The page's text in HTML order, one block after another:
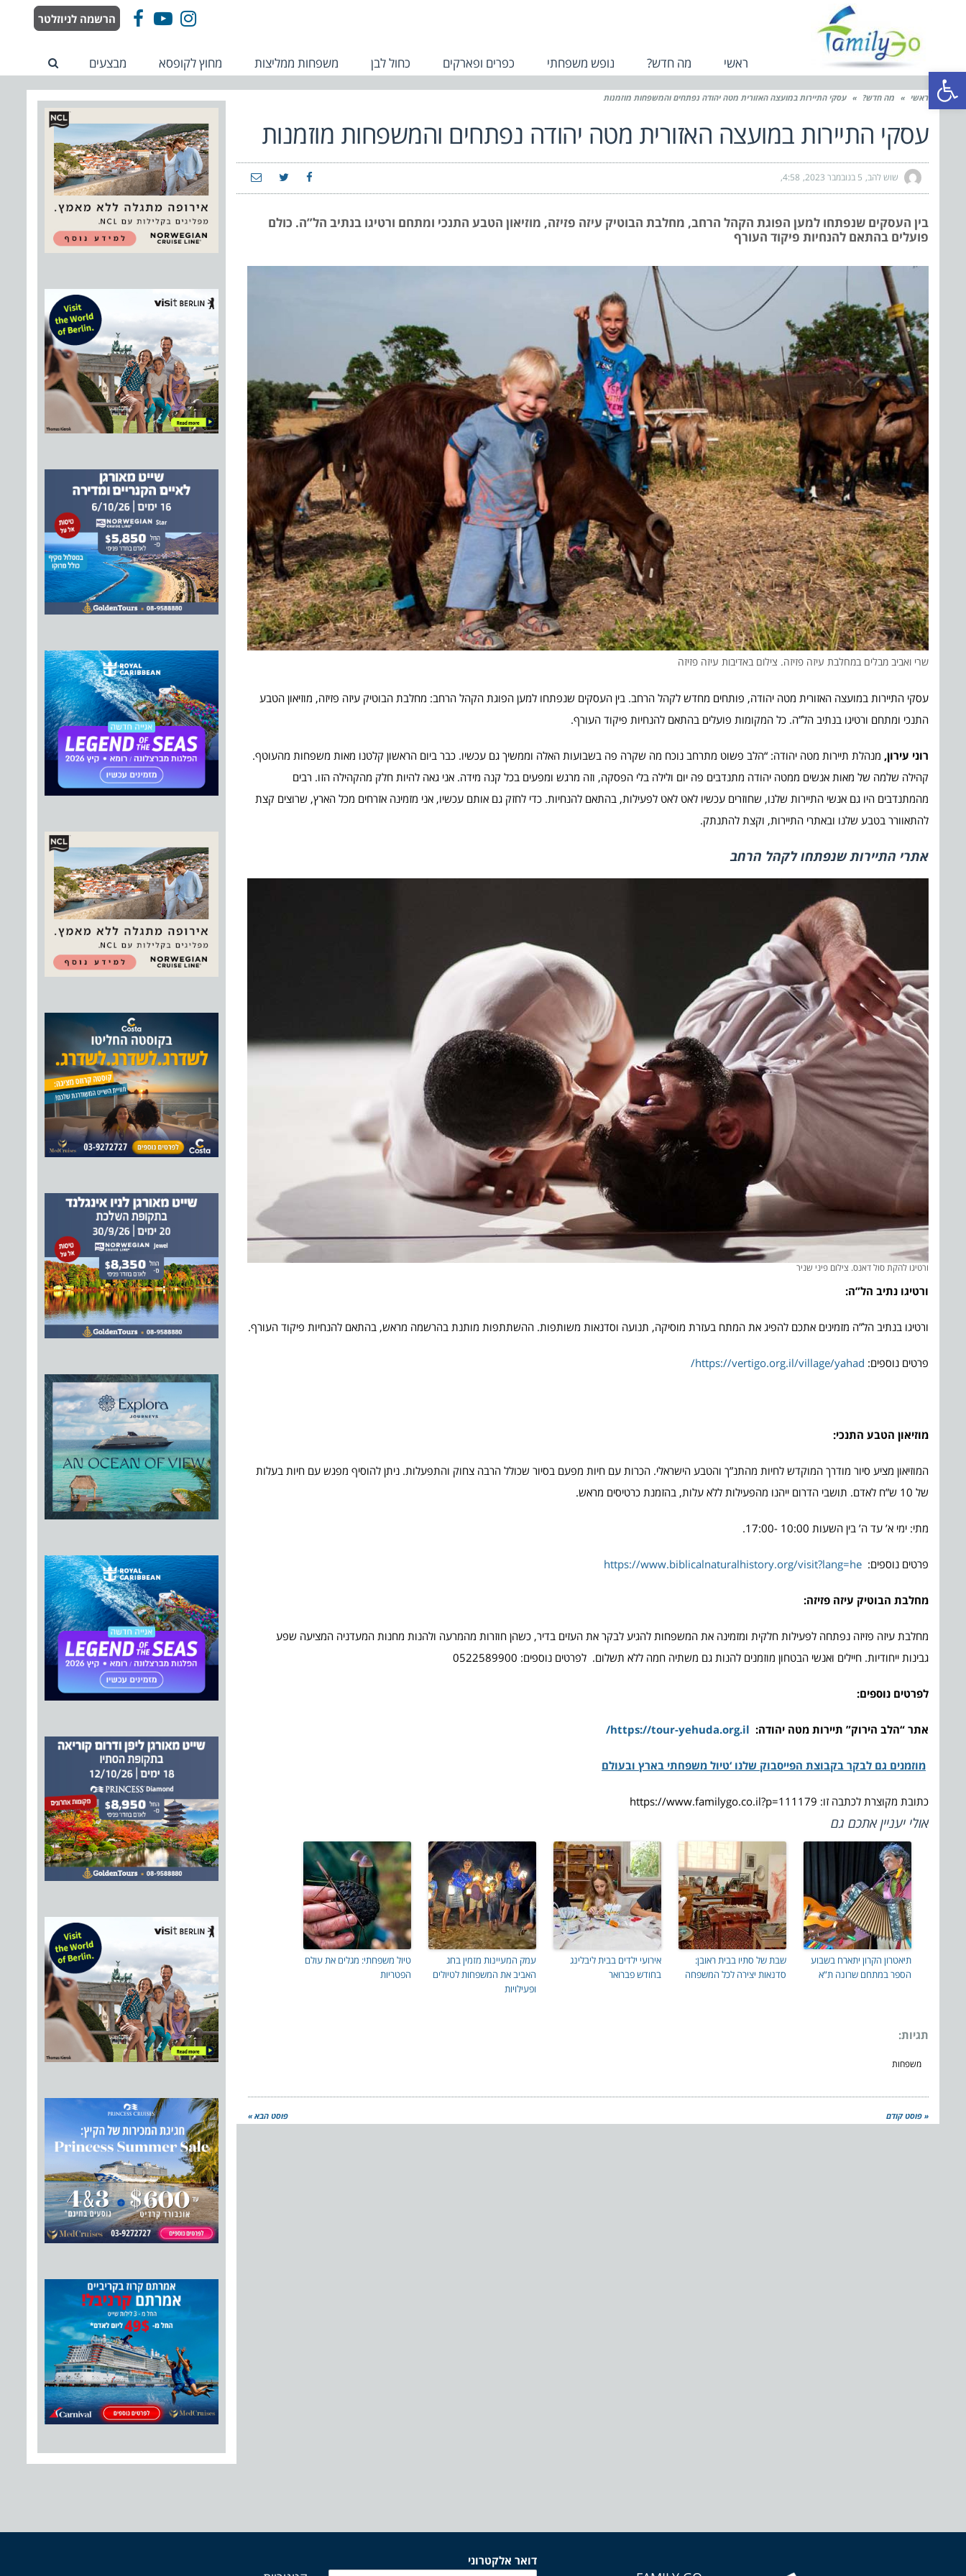
פתח סרגל נגישות
FacebookYouTube
Instagram הרשמה לניוזלטר
ראשי מה חדש? נופש משפחתי כפרים ופארקים כחול לבן משפחות ממליצות מחוץ לקופסא מבצעים
ראשי » מה חדש? » עסקי התיירות במועצה האזורית מטה יהודה נפתחים והמשפחות מוזמנות
עסקי התיירות במועצה האזורית מטה יהודה נפתחים והמשפחות מוזמנות
שוש להב 5 בנובמבר 2023 4:58
בין העסקים שנפתחו למען הפוגת הקהל הרחב, מחלבת הבוטיק עיזה פזיזה, מוזיאון הטבע התנכי ומתחם ורטיגו בנתיב הל”ה. כולם
פועלים בהתאם להנחיות פיקוד העורף
שרי ואביב מבלים במחלבת עיזה פזיזה. צילום באדיבות עיזה פזיזה
עסקי התיירות במועצה האזורית מטה יהודה, פותחים מחדש לקהל הרחב. בין העסקים שנפתחו למען הפוגת הקהל הרחב: מחלבת הבוטיק עיזה פזיזה, מוזיאון הטבע
התנכי ומתחם ורטיגו בנתיב הל”ה. כל המקומות פועלים בהתאם להנחיות פיקוד העורף.
רוני עירון, מנהלת תיירות מטה יהודה: “הלב פשוט מתרחב נוכח מה שקרה פה בשבועות האלה וממשיך גם עכשיו. כבר ביום הראשון קלטנו מאות משפחות מהעוטף.
קהילה שלמה של מאות אנשים ממטה יהודה מתנדבים פה יום ולילה בלי הפסקה, וזה מרגש ומפעים בכל קנה מידה. אני גאה להיות חלק מהקהילה הזו. רבים
מהמתנדבים היו גם אנשי התיירות שלנו, שחוזרים עכשיו לאט לאט לפעילות, בהתאם להנחיות. כדי לחזק גם אותם עכשיו, אני מזמינה אזרחים מכל הארץ, שרוצים קצת
להתאוורר בטבע שלנו ובאתרי התיירות, וקצת להתנתק.
אתרי התיירות שנפתחו לקהל הרחב
ורטיגו להקת סול דאנס. צילום פיני שניר
ורטיגו נתיב הל”ה:
ורטיגו בנתיב הל”ה מזמינים אתכם להפיג את המתח בעזרת מוסיקה, תנועה וסדנאות משותפות. ההשתתפות מותנת בהרשמה מראש, בהתאם להנחיות פיקוד העורף.
פרטים נוספים: https://vertigo.org.il/village/yahad/
מוזיאון הטבע התנכי:
המוזיאון מציע סיור מודרך המוקדש לחיות מהתנ”ך והטבע הישראלי. הכרות עם חיות מפעם בסיור שכולל הרבה צחוק והתפעלות. ניתן להוסיף מפגש עם חיות בעלות
של 10 ש”ח לאדם. תושבי הדרום ייהנו מהפעילות ללא עלות, בהזמנת כרטיסים מראש.
מתי: ימי א’ עד ה’ בין השעות 10:00 -17:00.
פרטים נוספים: https://www.biblicalnaturalhistory.org/visit?lang=he
מחלבת הבוטיק עיזה פזיזה:
מחלבת עיזה פזיזה נפתחה לפעילות חלקית ומזמינה את המשפחות להגיע לבקר את העזים בדיר, כשהן חוזרות מהמרעה ולהנות מחנות המעדניה המציעה שפע
גבינות ייחודיות. חיילים ואנשי הבטחון מוזמנים להנות גם משתיה חמה ללא תשלום. לפרטים נוספים: 0522589900
לפרטים נוספים:
אתר “הלב הירוק” תיירות מטה יהודה: https://tour-yehuda.org.il
/
מוזמנים גם לבקר בקבוצת הפייסבוק שלנו ‘טיול משפחתי בארץ ובעולם
כתובת מקוצרת לכתבה זו: https://www.familygo.co.il?p=111179
אולי יעניין אתכם גם
תיאטרון הקרון יתארח בשבוע
הספר במתחם שרונה ת”א
שבת של סתיו בבית ראובן:
סדנאות יצירה לכל המשפחה
אירועי ילדים בבית ליבלינג
בחודש פברואר
עמק המעיינות מזמין בחג
האביב את המשפחות לטיולים
ופעילויות
טיול משפחתי: מגלים את עולם
הפטריות
תגיות:
משפחות
« פוסט קודם פוסט הבא »
דואר אלקטרוני